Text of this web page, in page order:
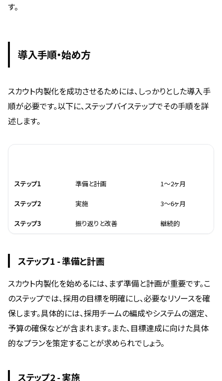
す。
導入手順・始め方
スカウト内製化を成功させるためには、しっかりとした導入手
順が必要です。以下に、ステップバイステップでその手順を詳
述します。
ステップ1 準備と計画 1〜2ヶ月
ステップ2 実施 3〜6ヶ月
ステップ3 振り返りと改善 継続的
ステップ1 - 準備と計画
スカウト内製化を始めるには、まず準備と計画が重要です。こ
のステップでは、採用の目標を明確にし、必要なリソースを確
保します。具体的には、採用チームの編成やシステムの選定、
予算の確保などが含まれます。また、目標達成に向けた具体
的なプランを策定することが求められでしょう。
ステップ2 - 実施